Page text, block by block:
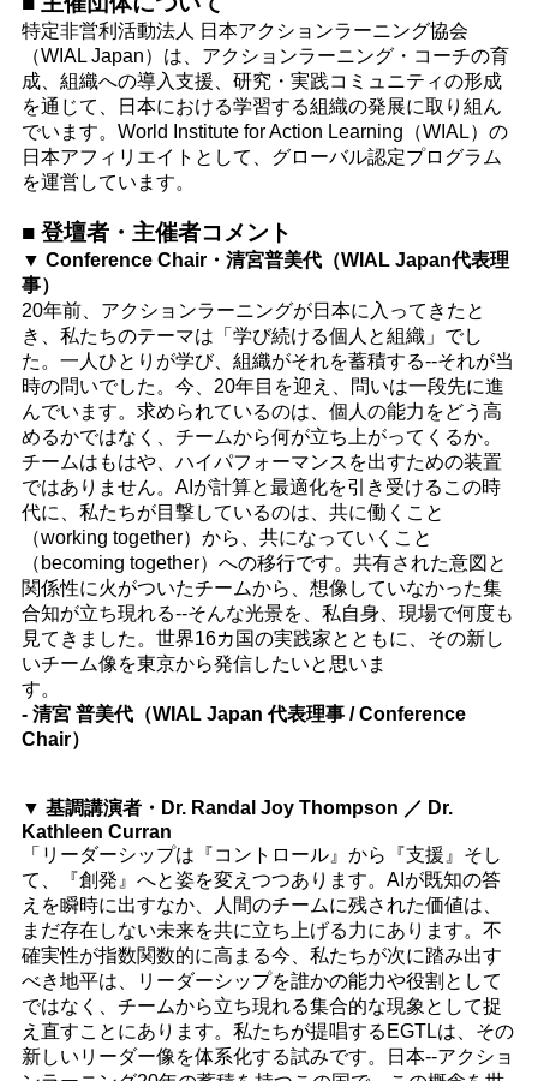
特定非営利活動法人 日本アクションラーニング協会
（WIAL Japan）は、アクションラーニング・コーチの育
成、組織への導入支援、研究・実践コミュニティの形成
を通じて、日本における学習する組織の発展に取り組ん
でいます。World Institute for Action Learning（WIAL）の
日本アフィリエイトとして、グローバル認定プログラム
を運営しています。
■ 登壇者・主催者コメント
▼ Conference Chair・清宮普美代（WIAL Japan代表理
事）
20年前、アクションラーニングが日本に入ってきたと
き、私たちのテーマは「学び続ける個人と組織」でし
た。一人ひとりが学び、組織がそれを蓄積する--それが当
時の問いでした。今、20年目を迎え、問いは一段先に進
んでいます。求められているのは、個人の能力をどう高
めるかではなく、チームから何が立ち上がってくるか。
チームはもはや、ハイパフォーマンスを出すための装置
ではありません。AIが計算と最適化を引き受けるこの時
代に、私たちが目撃しているのは、共に働くこと
（working together）から、共になっていくこと
（becoming together）への移行です。共有された意図と
関係性に火がついたチームから、想像していなかった集
合知が立ち現れる--そんな光景を、私自身、現場で何度も
見てきました。世界16カ国の実践家とともに、その新し
いチーム像を東京から発信したいと思いま
す。
- 清宮 普美代（WIAL Japan 代表理事 / Conference
Chair）
▼ 基調講演者・Dr. Randal Joy Thompson ／ Dr.
Kathleen Curran
「リーダーシップは『コントロール』から『支援』そし
て、『創発』へと姿を変えつつあります。AIが既知の答
えを瞬時に出すなか、人間のチームに残された価値は、
まだ存在しない未来を共に立ち上げる力にあります。不
確実性が指数関数的に高まる今、私たちが次に踏み出す
べき地平は、リーダーシップを誰かの能力や役割として
ではなく、チームから立ち現れる集合的な現象として捉
え直すことにあります。私たちが提唱するEGTLは、その
新しいリーダー像を体系化する試みです。日本--アクショ